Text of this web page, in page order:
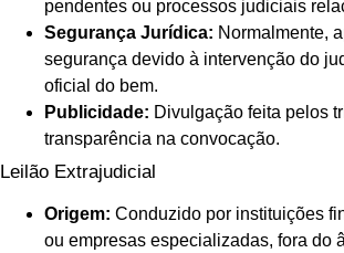
pendentes ou processos judiciais
Segurança Jurídica: Normalmente,
segurança devido à intervenção do
oficial do bem.
Publicidade: Divulgação feita pelos
transparência na convocação.
Leilão Extrajudicial
Origem: Conduzido por instituições
ou empresas especializadas, fora do